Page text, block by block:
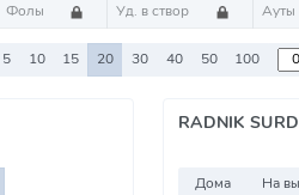
Фолы Уд. в створ Ауты
5 10 15 20 30 40 50 100
RADNIK
Дома На